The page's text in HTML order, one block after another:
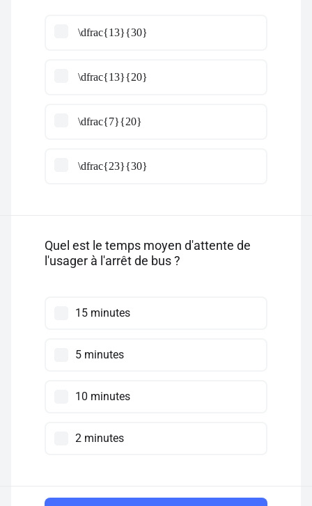
\dfrac{13}{30}
\dfrac{13}{20}
\dfrac{7}{20}
\dfrac{23}{30}
Quel est le temps moyen d'attente de
l'usager à l'arrêt de bus ?
15 minutes
5 minutes
10 minutes
2 minutes